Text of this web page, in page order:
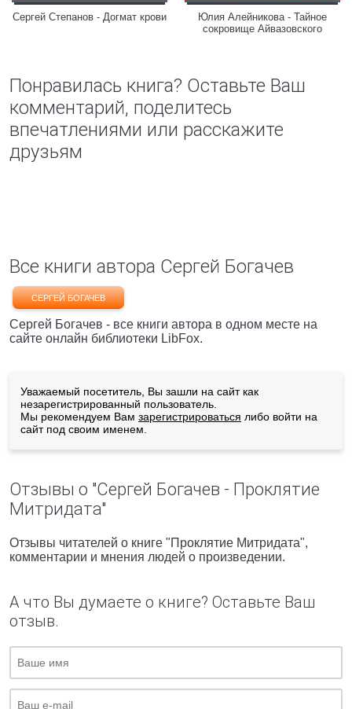
Сергей Степанов - Догмат крови
Юлия Алейникова - Тайное
сокровище Айвазовского
Понравилась книга? Оставьте Ваш
комментарий, поделитесь
впечатлениями или расскажите
друзьям
Все книги автора Сергей Богачев
СЕРГЕЙ БОГАЧЕВ
Сергей Богачев - все книги автора в одном месте на
сайте онлайн библиотеки LibFox.
Уважаемый посетитель, Вы зашли на сайт как
незарегистрированный пользователь.
Мы рекомендуем Вам зарегистрироваться либо войти на
сайт под своим именем.
Отзывы о "Сергей Богачев - Проклятие
Митридата"
Отзывы читателей о книге "Проклятие Митридата",
комментарии и мнения людей о произведении.
А что Вы думаете о книге? Оставьте Ваш
отзыв.